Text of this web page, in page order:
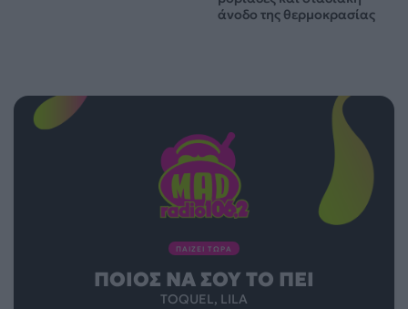
άνοδο της θερμοκρασίας
ΠΑΙΖΕΙ ΤΩΡΑ
ΠΟΙΌΣ ΝΑ ΣΟΥ ΤΟ ΠΕΙ
TOQUEL, LILA